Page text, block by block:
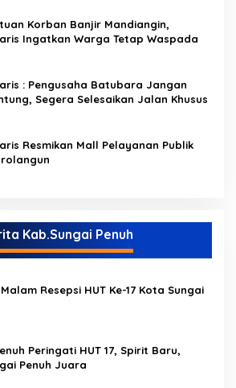
Korban Banjir Mandiangin,
Ingatkan Warga Tetap Waspada
: Pengusaha Batubara Jangan
Segera Selesaikan Jalan Khusus
Resmikan Mall Pelayanan Publik
Kab.Sungai Penuh
Resepsi HUT Ke-17 Kota Sungai
Peringati HUT 17, Spirit Baru,
Penuh Juara